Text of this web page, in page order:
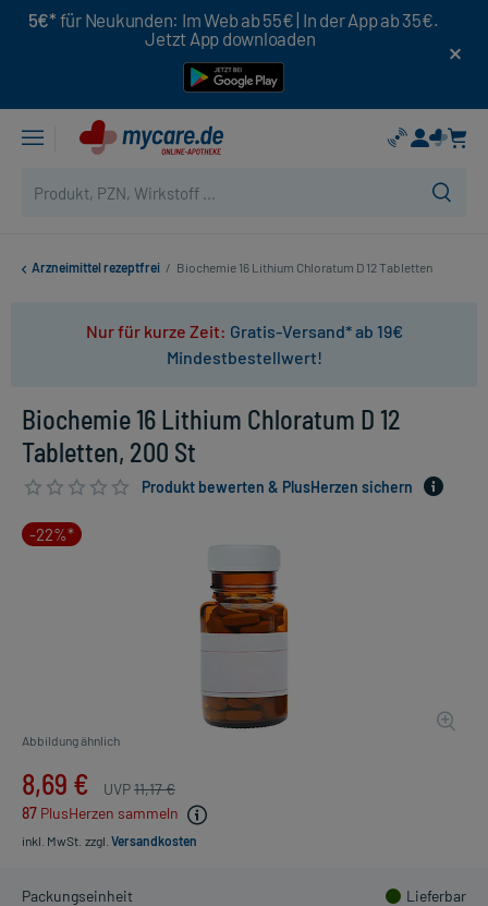
5€* für Neukunden: Im Web ab 55€ | In der App ab 35€.
Jetzt App downloaden
Arzneimittel rezeptfrei / Biochemie 16 Lithium Chloratum D 12 Tabletten
Nur für kurze Zeit: Gratis-Versand* ab 19€
Mindestbestellwert!
Biochemie 16 Lithium Chloratum D 12
Tabletten, 200 St
Produkt bewerten & PlusHerzen sichern
-22%*
Abbildung ähnlich
8,69 € UVP11,17 €
87 PlusHerzen sammeln
inkl. MwSt. zzgl. Versandkosten
Packungseinheit Lieferbar